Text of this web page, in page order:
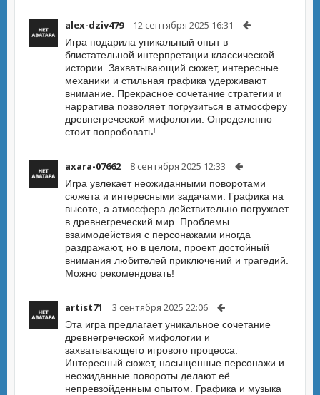
alex-dziv479 12 сентября 2025 16:31
Игра подарила уникальный опыт в
блистательной интерпретации классической
истории. Захватывающий сюжет, интересные
механики и стильная графика удерживают
внимание. Прекрасное сочетание стратегии и
нарратива позволяет погрузиться в атмосферу
древнегреческой мифологии. Определенно
стоит попробовать!
axara-07662 8 сентября 2025 12:33
Игра увлекает неожиданными поворотами
сюжета и интересными задачами. Графика на
высоте, а атмосфера действительно погружает
в древнегреческий мир. Проблемы
взаимодействия с персонажами иногда
раздражают, но в целом, проект достойный
внимания любителей приключений и трагедий.
Можно рекомендовать!
artist71 3 сентября 2025 22:06
Эта игра предлагает уникальное сочетание
древнегреческой мифологии и
захватывающего игрового процесса.
Интересный сюжет, насыщенные персонажи и
неожиданные повороты делают её
непревзойденным опытом. Графика и музыка